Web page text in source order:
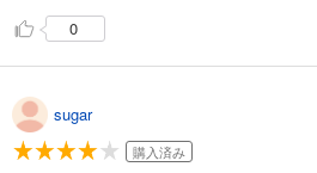
0
sugar
購入済み